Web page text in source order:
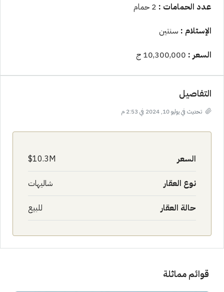
عدد الحمامات :
الإستلام : سنتين
السعر :
التفاصيل
تحديث في يوليو 10, 2024 في 2:53 م
السعر 10.3M$
نوع العقار شاليهات
حالة العقار للبيع
قوائم مماثلة